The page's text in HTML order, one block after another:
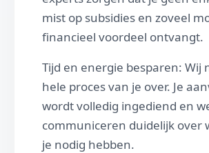
mist op subsidies en zoveel
financieel voordeel ontvangt.
Tijd en energie besparen: Wij
hele proces van je over. Je
wordt volledig ingediend en
communiceren duidelijk over
je nodig hebben.